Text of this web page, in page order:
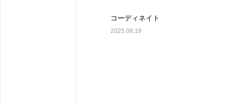
コーディネイト
2025.08.19